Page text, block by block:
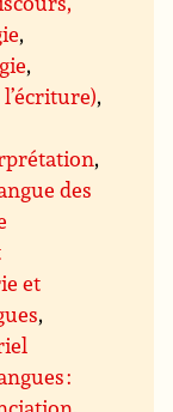
,
,
,
,
des
et
,
: